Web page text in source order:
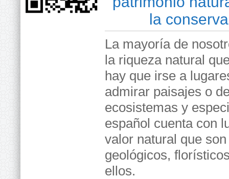
la
La mayoría de
la riqueza natural
hay que irse a
admirar paisajes o
ecosistemas y
español cuenta con
valor natural que
geológicos,
ellos.